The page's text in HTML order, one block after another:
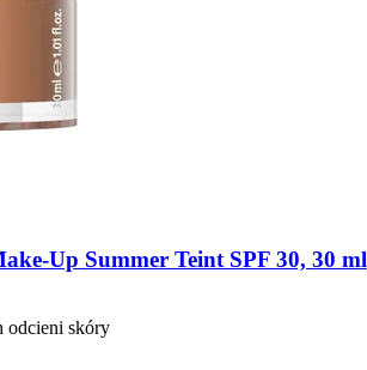
​Up Summer Teint SPF 30, 30 ml
odcieni skóry